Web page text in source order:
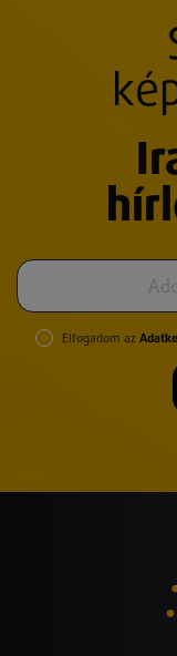
Elfogadom az